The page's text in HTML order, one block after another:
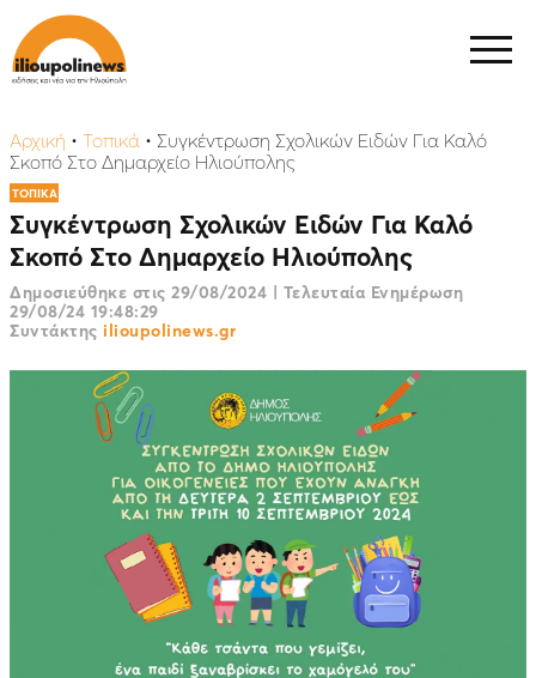
Αρχική • Τοπικά • Συγκέντρωση Σχολικών Ειδών Για Καλό
Σκοπό Στο Δημαρχείο Ηλιούπολης
ΤΟΠΙΚΑ
Συγκέντρωση Σχολικών Ειδών Για Καλό
Σκοπό Στο Δημαρχείο Ηλιούπολης
Δημοσιεύθηκε στις 29/08/2024 | Τελευταία Ενημέρωση
29/08/24 19:48:29
Συντάκτης ilioupolinews.gr